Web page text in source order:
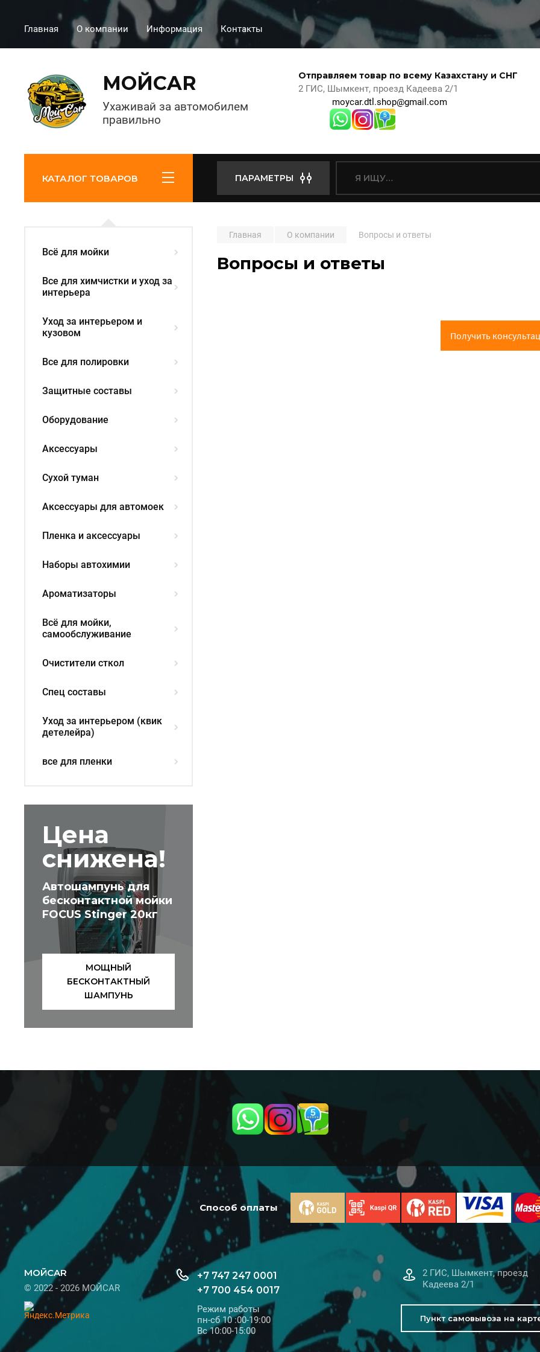
Главная О компании Информация Контакты
МОЙCAR
Ухаживай за автомобилем
правильно
Отправляем товар по всему Казахстану и СНГ
2 ГИС, Шымкент, проезд Кадеева 2/1
moycar.dtl.shop@gmail.com
КАТАЛОГ ТОВАРОВ ПАРАМЕТРЫ
Всё для мойки
Все для химчистки и уход за
интерьера
Уход за интерьером и
кузовом
Все для полировки
Защитные составы
Оборудование
Аксессуары
Сухой туман
Аксессуары для автомоек
Пленка и аксессуары
Наборы автохимии
Ароматизаторы
Всё для мойки,
самообслуживание
Очистители сткол
Спец составы
Уход за интерьером (квик
детелейра)
все для пленки
Цена
снижена!
Автошампунь для
бесконтактной мойки
FOCUS Stinger 20кг
МОЩНЫЙ
БЕСКОНТАКТНЫЙ
ШАМПУНЬ
Главная О компании Вопросы и ответы
Вопросы и ответы
Получить
Способ оплаты
МОЙCAR
© 2022 - 2026 МОЙCAR
+7 747 247 0001
+7 700 454 0017
Режим работы
пн-сб 10 :00-19:00
Вс 10:00-15:00
2 ГИС, Шымкент, проезд
Кадеева 2/1
Пункт самовывоза на